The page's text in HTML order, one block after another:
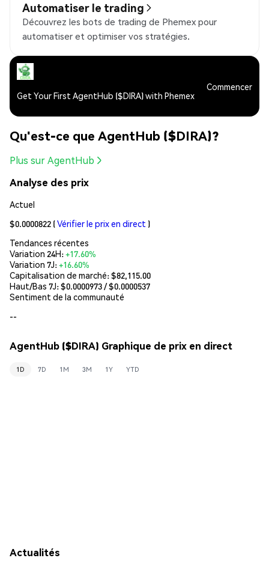
Automatiser le trading
Découvrez les bots de trading de Phemex pour
automatiser et optimiser vos stratégies.
Get Your First AgentHub ($DIRA) with Phemex
Commencer
Qu'est-ce que AgentHub ($DIRA)?
Plus sur AgentHub
Analyse des prix
Actuel
$0.0000822 (Vérifier le prix en direct )
Tendances récentes
Variation 24H:+17.60%
Variation 7J:+16.60%
Capitalisation de marché:$82,115.00
Haut/Bas 7J: $0.0000973/ $0.0000537
Sentiment de la communauté
--
AgentHub ($DIRA) Graphique de prix en direct
1D 7D 1M 3M 1Y YTD
Actualités